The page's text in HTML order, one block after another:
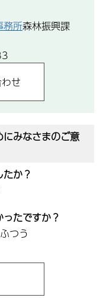
務所森林振興課
みなさまのご意
か？
たですか？
つう